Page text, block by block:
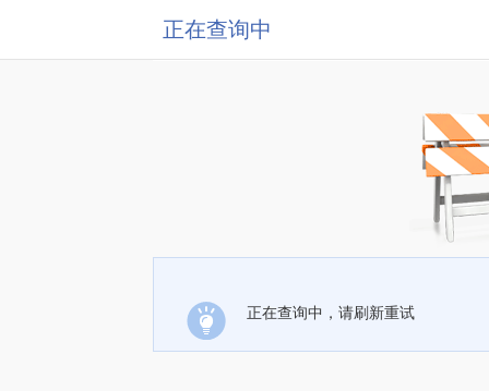
正在查询中
正在查询中，请刷新重试